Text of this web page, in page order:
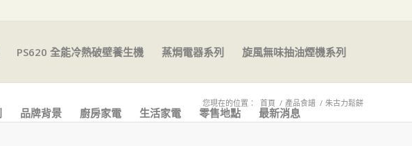
PS620 全能冷熱破壁養生機 蒸焗電器系列 旋風無味抽油煙機系列
品牌背景 廚房家電 生活家電 零售地點 最新消息
您現在的位置： 首頁 / 產品食譜 / 朱古力鬆餅